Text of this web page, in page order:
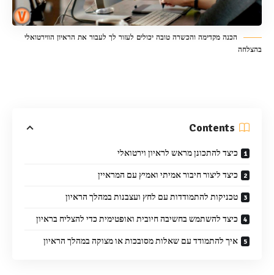
הכנה מקדימה והכשרה טובה יכולים לעזור לך לעבור את הראיון הווירטואלי
בהצלחה
Contents
כיצד להתכונן מראש לראיון וירטואלי
כיצד ליצור חיבור אמיתי ואמיץ עם המראיין
טכניקות להתמודדות עם לחץ ועצבנות במהלך הראיון
כיצד להשתמש בחשיבה חיובית ואופטימית כדי להצליח בראיון
איך להתמודד עם שאלות מסובכות או מצוקה במהלך הראיון